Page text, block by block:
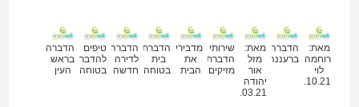
מאת:
רוחמה
לוי
02.10.21
הדברה
ברעננה
מאת:
מזל
אור
יהודה
02.03.21
שירותי
הדברת
מזיקים
מדבירים
את
הבית
הדברת
בית
בטוחה
הדברה
לדירה
חדשה
טיפים
להדברה
בטוחה
הדברה
בראש
העין